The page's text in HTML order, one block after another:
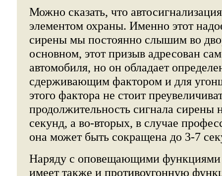
Можно сказать, что
элементом охраны. Именно этот
сирены мы постоянно слышим во
основном, этот призыв адресован
автомобиля, но он обладает
сдерживающим фактором и для
этого фактора не стоит
продолжительность сигнала сирены
секунд, а во-вторых, в случае
она может быть сокращена до 3-7
Наряду с оповещающими функциями
имеет также и противоугонную